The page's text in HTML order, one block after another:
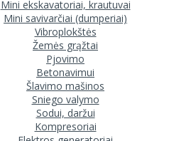
Mini ekskavatoriai, krautuvai
Mini savivarčiai (dumperiai)
Vibroplokštės
Žemės grąžtai
Pjovimo
Betonavimui
Šlavimo mašinos
Sniego valymo
Sodui, daržui
Kompresoriai